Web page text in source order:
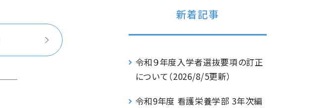
新着記事
令和９年度入学者選抜要項の訂正
について（2026/8/5更新）
令和9年度 看護栄養学部 3年次編